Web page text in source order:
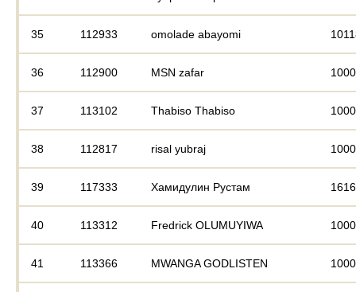
35 112933 omolade abayomi
36 112900 MSN zafar
37 113102 Thabiso Thabiso
38 112817 risal yubraj
39 117333 Хамидулин Рустам
40 113312 Fredrick OLUMUYIWA
41 113366 MWANGA GODLISTEN